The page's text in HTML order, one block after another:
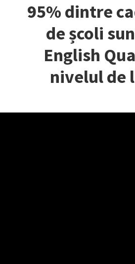
95% dintre
de școli
English
nivelul de